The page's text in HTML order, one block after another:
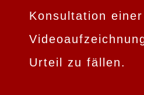
Konsultation einer
Urteil zu fällen.